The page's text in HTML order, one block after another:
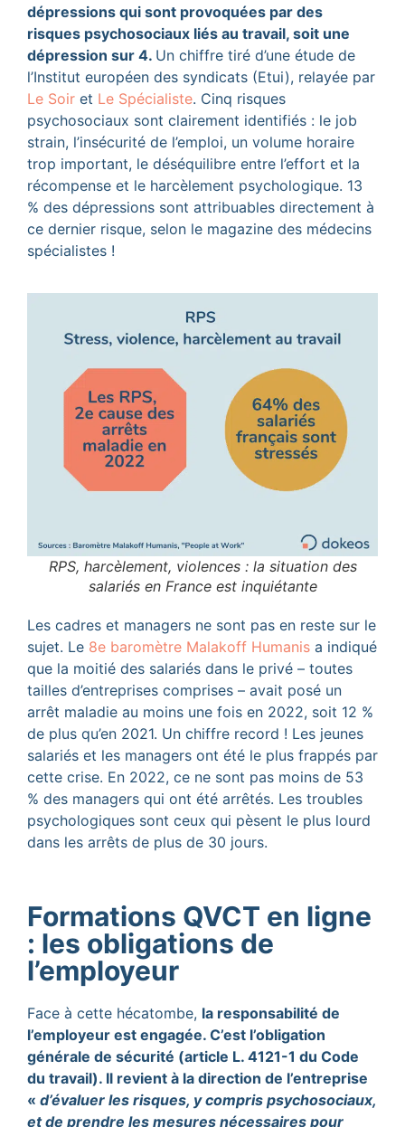
dépressions qui sont provoquées par des
risques psychosociaux liés au travail, soit une
dépression sur 4. Un chiffre tiré d’une étude de
l’Institut européen des syndicats (Etui), relayée par
Le Soir et Le Spécialiste. Cinq risques
psychosociaux sont clairement identifiés : le job
strain, l’insécurité de l’emploi, un volume horaire
trop important, le déséquilibre entre l’effort et la
récompense et le harcèlement psychologique. 13
% des dépressions sont attribuables directement à
ce dernier risque, selon le magazine des médecins
spécialistes !
RPS, harcèlement, violences : la situation des
salariés en France est inquiétante
Les cadres et managers ne sont pas en reste sur le
sujet. Le 8e baromètre Malakoff Humanis a indiqué
que la moitié des salariés dans le privé – toutes
tailles d’entreprises comprises – avait posé un
arrêt maladie au moins une fois en 2022, soit 12 %
de plus qu’en 2021. Un chiffre record ! Les jeunes
salariés et les managers ont été le plus frappés par
cette crise. En 2022, ce ne sont pas moins de 53
% des managers qui ont été arrêtés. Les troubles
psychologiques sont ceux qui pèsent le plus lourd
dans les arrêts de plus de 30 jours.
Formations QVCT en ligne
: les obligations de
l’employeur
Face à cette hécatombe, la responsabilité de
l’employeur est engagée. C’est l’obligation
générale de sécurité (article L. 4121-1 du Code
du travail). Il revient à la direction de l’entreprise
« d’évaluer les risques, y compris psychosociaux,
et de prendre les mesures nécessaires pour